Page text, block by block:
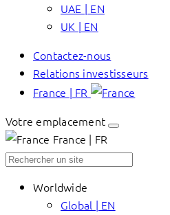
UAE | EN
UK | EN
Contactez-nous
Relations investisseurs
France | FR
Votre emplacement
France | FR
Worldwide
Global | EN